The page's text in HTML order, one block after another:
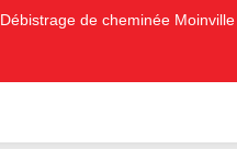
Débistrage de cheminée